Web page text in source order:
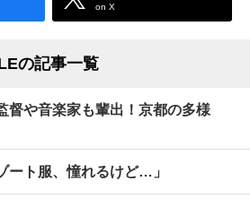
on X
の記事一覧
督や音楽家も輩出！京都の多様
ート服、憧れるけど…」